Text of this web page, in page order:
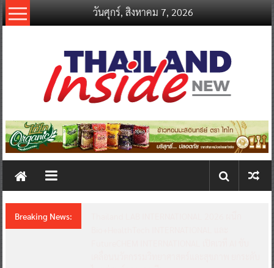
Skip
to
วันศุกร์, สิงหาคม 7, 2026
thailandinsidenew.com
Thailand
New
Breaking News: